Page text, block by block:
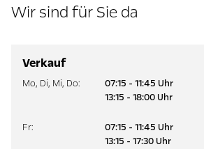
Wir sind für Sie da
Verkauf
Mo, Di, Mi, Do:
07:15 - 11:45 Uhr
13:15 - 18:00 Uhr
Fr:
07:15 - 11:45 Uhr
13:15 - 17:30 Uhr